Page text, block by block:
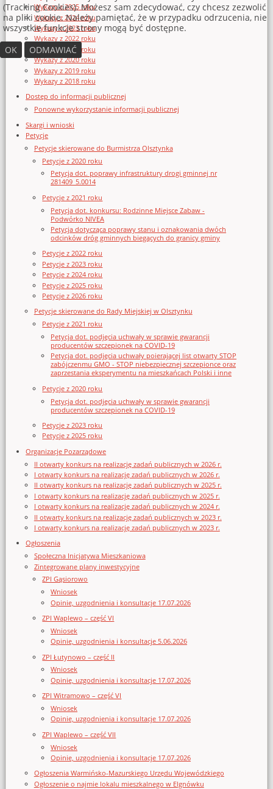
Wykazy z 2025 roku
Wykazy z 2024 roku
Wykazy z 2023 roku
Wykazy z 2022 roku
Wykazy z 2021 roku
Wykazy z 2020 roku
Wykazy z 2019 roku
Wykazy z 2018 roku
Dostęp do informacji publicznej
Ponowne wykorzystanie informacji publicznej
Skargi i wnioski
Petycje
Petycje skierowane do Burmistrza Olsztynka
Petycje z 2020 roku
Petycja dot. poprawy infrastruktury drogi gminnej nr
281409_5.0014
Petycje z 2021 roku
Petycja dot. konkursu: Rodzinne Miejsce Zabaw -
Podwórko NIVEA
Petycja dotycząca poprawy stanu i oznakowania dwóch
odcinków dróg gminnych biegących do granicy gminy
Petycje z 2022 roku
Petycje z 2023 roku
Petycje z 2024 roku
Petycje z 2025 roku
Petycje z 2026 roku
Petycje skierowane do Rady Miejskiej w Olsztynku
Petycje z 2021 roku
Petycja dot. podjęcia uchwały w sprawie gwarancji
producentów szczepionek na COVID-19
Petycja dot. podjęcia uchwały poierającej list otwarty STOP
zabójczenmu GMO - STOP niebezpiecznej szczepionce oraz
zaprzestania eksperymentu na mieszkańcach Polski i inne
Petycje z 2020 roku
Petycja dot. podjęcia uchwały w sprawie gwarancji
producentów szczepionek na COVID-19
Petycje z 2023 roku
Petycje z 2025 roku
Organizacje Pozarządowe
II otwarty konkurs na realizację zadań publicznych w 2026 r.
I otwarty konkurs na realizację zadań publicznych w 2026 r.
II otwarty konkurs na realizację zadań publicznych w 2025 r.
I otwarty konkurs na realizację zadań publicznych w 2025 r.
I otwarty konkurs na realizację zadań publicznych w 2024 r.
II otwarty konkurs na realizację zadań publicznych w 2023 r.
I otwarty konkurs na realizację zadań publicznych w 2023 r.
Ogłoszenia
Społeczna Inicjatywa Mieszkaniowa
Zintegrowane plany inwestycyjne
ZPI Gąsiorowo
Wniosek
Opinie, uzgodnienia i konsultacje 17.07.2026
ZPI Waplewo – część VI
Wniosek
Opinie, uzgodnienia i konsultacje 5.06.2026
ZPI Łutynowo – część II
Wniosek
Opinie, uzgodnienia i konsultacje 17.07.2026
ZPI Witramowo – część VI
Wniosek
Opinie, uzgodnienia i konsultacje 17.07.2026
ZPI Waplewo – część VII
Wniosek
Opinie, uzgodnienia i konsultacje 17.07.2026
Ogłoszenia Warmińsko-Mazurskiego Urzędu Wojewódzkiego
Ogłoszenie o najmie lokalu mieszkalnego w Elgnówku
(Tracking Cookies). Możesz sam zdecydować, czy chcesz zezwolić
na pliki cookie. Należy pamiętać, że w przypadku odrzucenia, nie
wszystkie funkcje strony mogą być dostępne.
OK
ODMAWIAĆ